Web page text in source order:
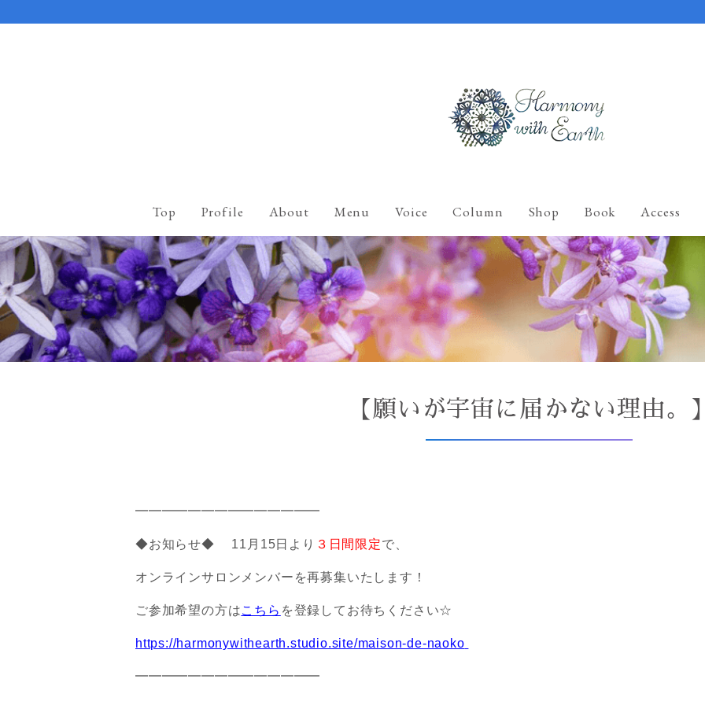
Top Profile About Menu Voice Column Shop Book Access
【願いが宇宙に届かない理由。
━━━━━━━━━━━━━━
◆お知らせ◆ 11月15日より ３日間限定で、
オンラインサロンメンバーを再募集いたします！
ご参加希望の方はこちら を登録してお待ちください☆
https://harmonywithearth.studio.site/maison-de-naoko
━━━━━━━━━━━━━━